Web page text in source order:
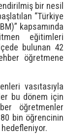
bir nesil
“Türkiye
kapsamında
eğitimleri
bulunan 42
öğretmene
vasıtasıyla
bu dönem için
öğretmenler
80 bin öğrencinin